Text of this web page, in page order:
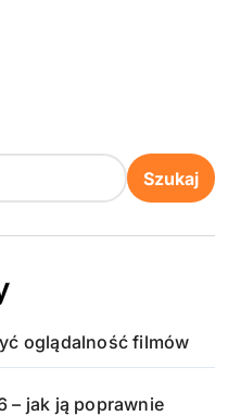
Szukaj
oglądalność filmów
– jak ją poprawnie